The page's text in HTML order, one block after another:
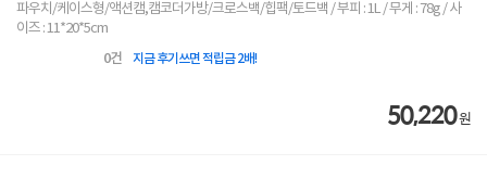
파우치/케이스형/액션캠,캠코더가방/크로스백/힙팩/토드백 / 부피 : 1L / 무게 : 78g / 사
이즈 : 11*20*5cm
0건 지금 후기쓰면 적립금 2배!
50,220원